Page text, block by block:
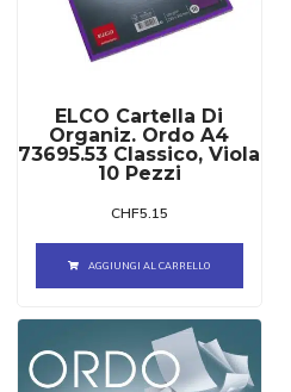
ELCO Cartella Di
Organiz. Ordo A4
73695.53 Classico, Viola
10 Pezzi
CHF5.15
AGGIUNGI AL CARRELLO